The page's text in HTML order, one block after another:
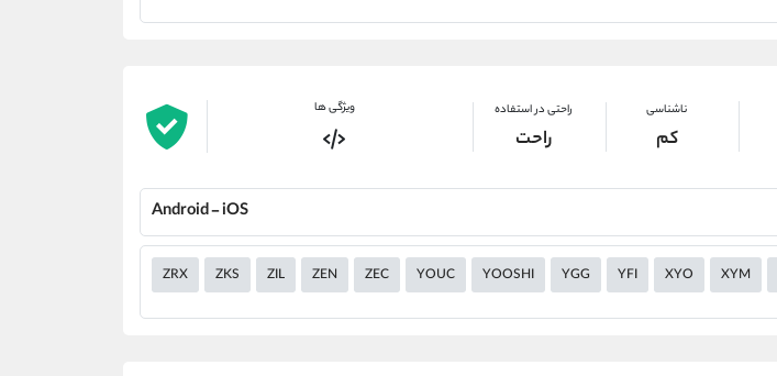
ناشناسی
کم
راحتی در استفاده
راحت
ویژگی ها
Android - iOS
ZRX ZKS ZIL ZEN ZEC YOUC YOOSHI YGG YFI XYO XYM